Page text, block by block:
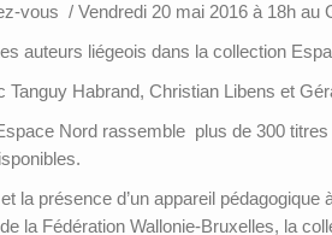
vous / Vendredi 20 mai 2016 à 18h au
auteurs liégeois dans la collection
Tanguy Habrand, Christian Libens et
Nord rassemble plus de 300
présence d’un appareil
la Fédération Wallonie-Bruxelles, la